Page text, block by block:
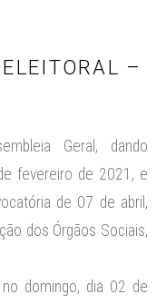
–
Geral, dando
fevereiro de 2021, e
de 07 de abril,
dos Órgãos Sociais,
domingo, dia 02 de